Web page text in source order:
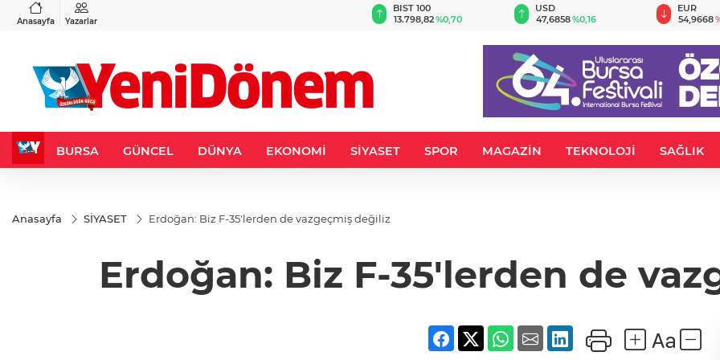
Anasayfa Yazarlar
%-0,22
BIST 100
13.798,82%0,70
USD
47,6858%0,16
EUR
54,9668
BURSA GÜNCEL DÜNYA EKONOMİ SİYASET SPOR MAGAZİN TEKNOLOJİ SAĞLIK
Anasayfa SİYASET Erdoğan: Biz F-35'lerden de vazgeçmiş değiliz
Erdoğan: Biz F-35'lerden de